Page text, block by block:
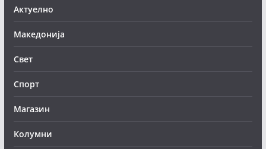
Актуелно
Македонија
Свет
Спорт
Магазин
Колумни